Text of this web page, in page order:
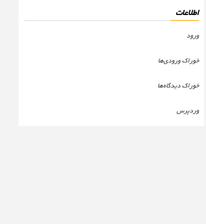
اطلاعات
ورود
خوراک ورودی‌ها
خوراک دیدگاه‌ها
وردپرس